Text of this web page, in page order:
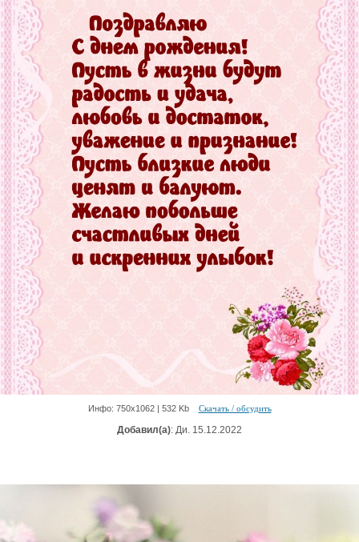
Инфо: 750х1062 | 532 Kb Скачать / обсудить
Добавил(а): Ди. 15.12.2022